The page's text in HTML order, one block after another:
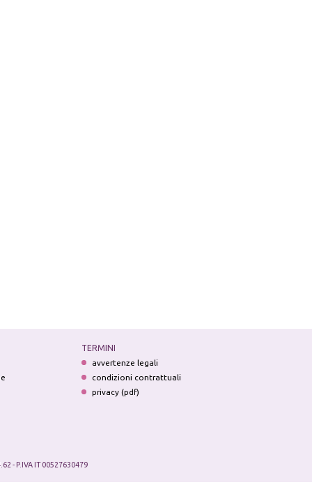
TERMINI
avvertenze legali
condizioni contrattuali
privacy (pdf)
- P.IVA IT 00527630479